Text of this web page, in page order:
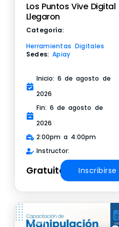
Los Puntos Vive Digital
Llegaron
Categoría:
Herramientas Digitales
Sedes:Apiay
Inicio: 6 de agosto de
2026
Fin: 6 de agosto de
2026
2:00pm a 4:00pm
Instructor:
Gratuito Inscribirse
Taller